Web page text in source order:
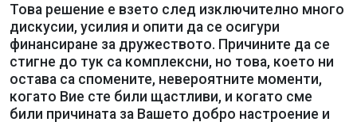
Това решение е взето след изключително много
дискусии, усилия и опити да се осигури
финансиране за дружеството. Причините да се
стигне до тук са комплексни, но това, което ни
остава са спомените, невероятните моменти,
когато Вие сте били щастливи, и когато сме
били причината за Вашето добро настроение и